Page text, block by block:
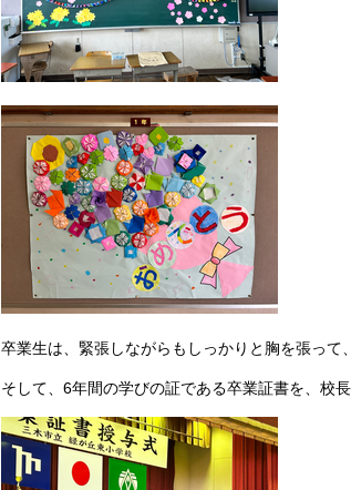
卒業生は、緊張しながらもしっかりと胸を張って
そして、6年間の学びの証である卒業証書を、校